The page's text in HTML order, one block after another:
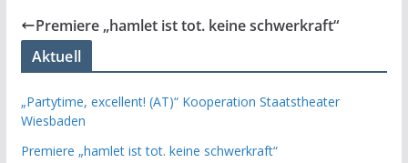
Premiere „hamlet ist tot. keine schwerkraft“
Aktuell
„Partytime, excellent! (AT)“ Kooperation Staatstheater
Wiesbaden
Premiere „hamlet ist tot. keine schwerkraft“